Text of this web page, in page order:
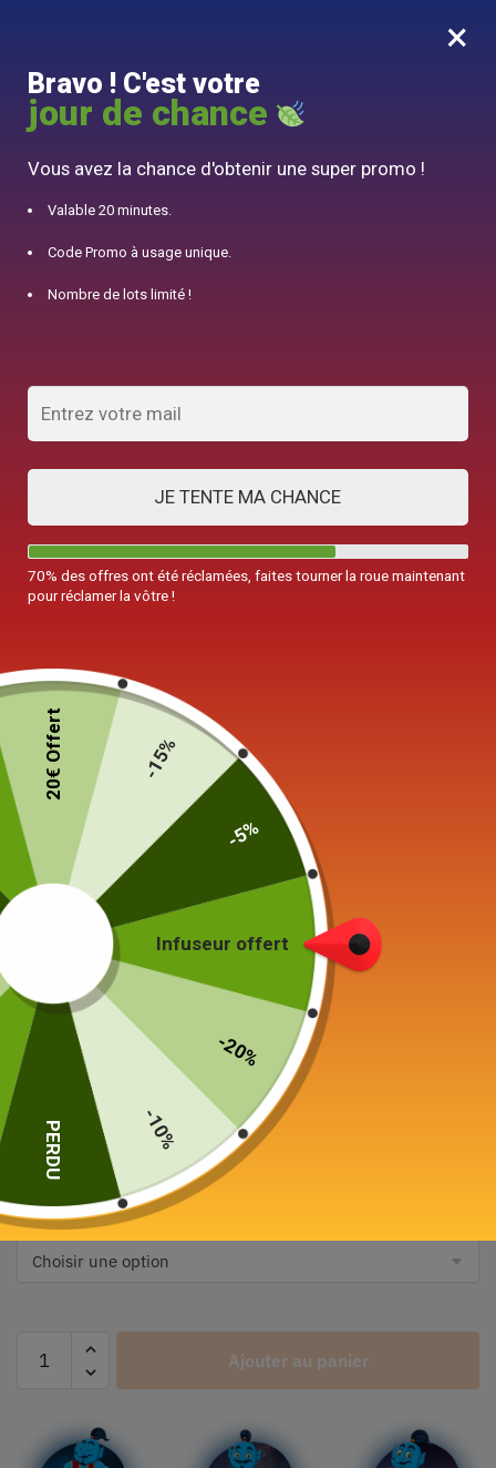
0
10% offert pour 50€ d’achats avec le code DJINN10
Service à Thé en Porcelaine
Russe 1.3L
39,00 145,00€
Color
Ajouter au panier
×
Bravo ! C'est votre
jour de chance
Vous avez la chance d'obtenir une super promo !
Valable 20 minutes.
Code Promo à usage unique.
Nombre de lots limité !
JE TENTE MA CHANCE
70% des offres ont été réclamées, faites tourner la roue maintenant
pour réclamer la vôtre !
Infuseur offert
-20%
-10%
PERDU
20€ Offert -15%
-5%